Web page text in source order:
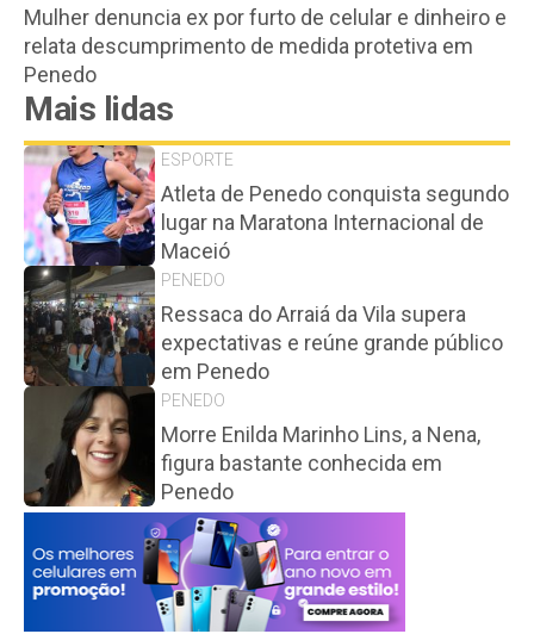
Mulher denuncia ex por furto de celular e dinheiro e
relata descumprimento de medida protetiva em
Penedo
Mais lidas
ESPORTE
Atleta de Penedo conquista segundo
lugar na Maratona Internacional de
Maceió
PENEDO
Ressaca do Arraiá da Vila supera
expectativas e reúne grande público
em Penedo
PENEDO
Morre Enilda Marinho Lins, a Nena,
figura bastante conhecida em
Penedo